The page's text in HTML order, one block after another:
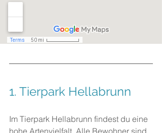
1. Tierpark Hellabrunn
Im Tierpark Hellabrunn findest du eine
hohe Artenvielfalt. Alle Bewohner sind